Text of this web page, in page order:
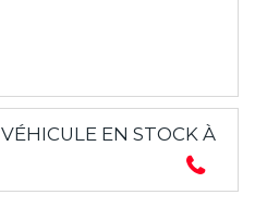
VÉHICULE EN STOCK À